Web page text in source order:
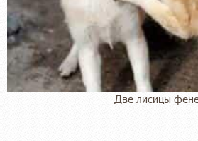
Две лисицы